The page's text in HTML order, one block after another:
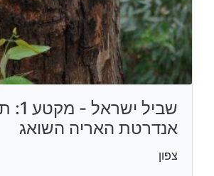
שביל
אנדרטת האריה השואג
צפון